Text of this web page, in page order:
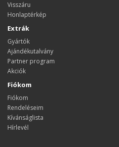
Visszáru
Honlaptérkép
Extrák
Gyártók
Ajándékutalvány
Partner program
Akciók
Fiókom
Fiókom
Rendeléseim
Kívánságlista
Hírlevél